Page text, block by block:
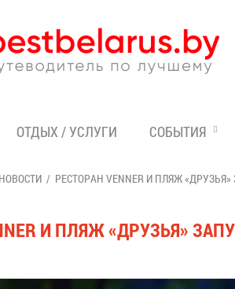
ОТДЫХ / УСЛУГИ СОБЫТИЯ
НОВОСТИ РЕСТОРАН VENNER И ПЛЯЖ
И ПЛЯЖ «ДРУЗЬЯ»